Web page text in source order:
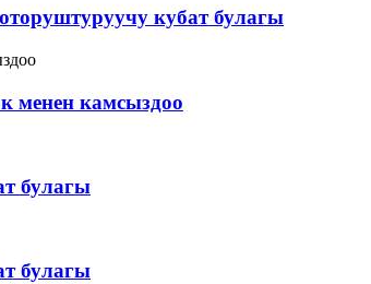
кубат булагы
менен камсыздоо
булагы
булагы